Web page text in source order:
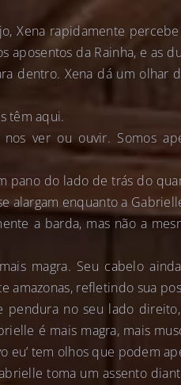
Xena rapidamente
aposentos da Rainha, e as
dentro. Xena dá um olhar
têm aqui.
ver ou ouvir. Somos
pano do lado de trás do
alargam enquanto a
a barda, mas não a
magra. Seu cabelo
amazonas, refletindo sua
pendura no seu lado
é mais magra, mais
eu’ tem olhos que podem
toma um assento